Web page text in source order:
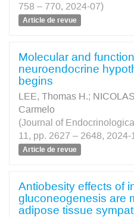
758 – 770, 2024-07)
Article de revue
Molecular and
neuroendocrine
begins
LEE, Thomas H.;
Carmelo
(Journal of
11, pp. 2627 – 2648, 2024-
Article de revue
Antiobesity effects of
gluconeogenesis are
adipose tissue